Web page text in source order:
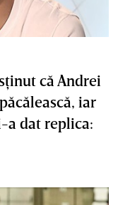
că Andrei
iar
a dat replica: